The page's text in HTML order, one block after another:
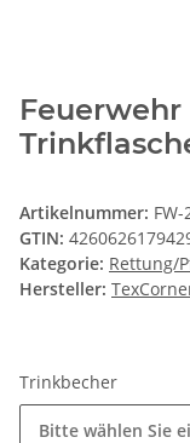
Feuerwehr
Artikelnummer: FW-
GTIN:
Kategorie: Rettung/
Hersteller:
Trinkbecher
Bitte wählen Sie